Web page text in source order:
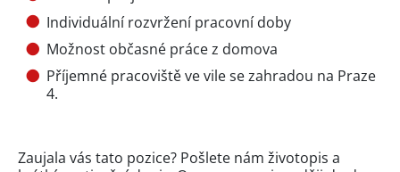
Individuální rozvržení pracovní doby
Možnost občasné práce z domova
Příjemné pracoviště ve vile se zahradou na Praze
4.
Zaujala vás tato pozice? Pošlete nám životopis a